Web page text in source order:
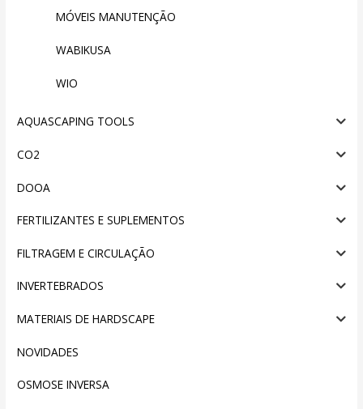
MÓVEIS MANUTENÇÃO
WABIKUSA
WIO
AQUASCAPING TOOLS
CO2
DOOA
FERTILIZANTES E SUPLEMENTOS
FILTRAGEM E CIRCULAÇÃO
INVERTEBRADOS
MATERIAIS DE HARDSCAPE
NOVIDADES
OSMOSE INVERSA